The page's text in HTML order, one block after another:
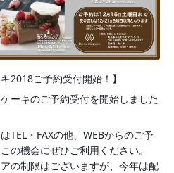
2018ご予約受付開始！】
ーキのご予約受付を開始しました
TEL・FAXの他、WEBからのご予
の機会にぜひご利用ください。
の制限はございますが、今年は配